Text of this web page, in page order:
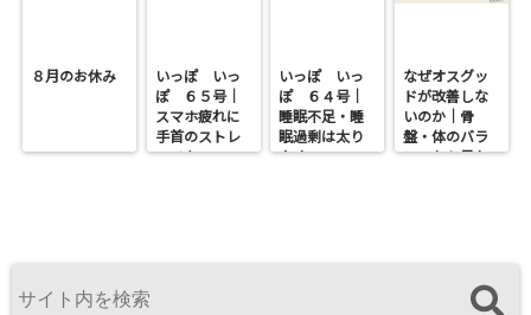
８月のお休み
いっぽ いっ
ぽ ６５号｜
スマホ疲れに
手首のストレ
ッチを
いっぽ いっ
ぽ ６４号｜
睡眠不足・睡
眠過剰は太り
やすい
なぜオスグッ
ドが改善しな
いのか｜骨
盤・体のバラ
ンスから見た